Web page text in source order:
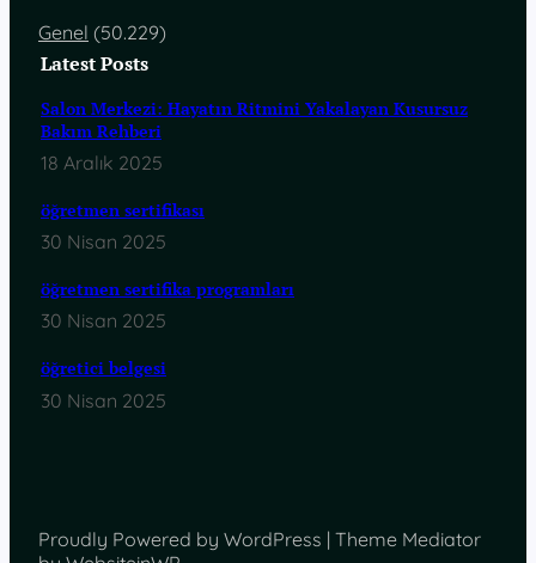
Genel (50.229)
Latest Posts
Salon Merkezi: Hayatın Ritmini Yakalayan Kusursuz
Bakım Rehberi
18 Aralık 2025
öğretmen sertifikası
30 Nisan 2025
öğretmen sertifika programları
30 Nisan 2025
öğretici belgesi
30 Nisan 2025
Proudly Powered by WordPress | Theme Mediator